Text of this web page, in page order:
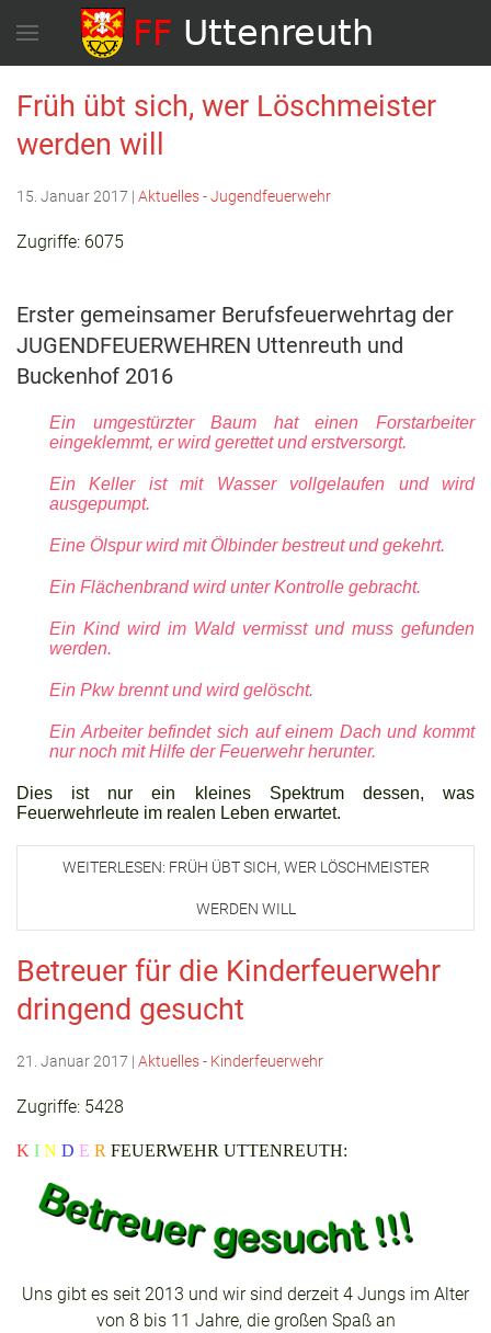
Früh übt sich, wer Löschmeister
werden will
15. Januar 2017 | Aktuelles - Jugendfeuerwehr
Zugriffe: 6075
Erster gemeinsamer Berufsfeuerwehrtag der
JUGENDFEUERWEHREN Uttenreuth und
Buckenhof 2016
Ein umgestürzter Baum hat einen Forstarbeiter
eingeklemmt, er wird gerettet und erstversorgt.
Ein Keller ist mit Wasser vollgelaufen und wird
ausgepumpt.
Eine Ölspur wird mit Ölbinder bestreut und gekehrt.
Ein Flächenbrand wird unter Kontrolle gebracht.
Ein Kind wird im Wald vermisst und muss gefunden
werden.
Ein Pkw brennt und wird gelöscht.
Ein Arbeiter befindet sich auf einem Dach und kommt
nur noch mit Hilfe der Feuerwehr herunter.
Dies ist nur ein kleines Spektrum dessen, was
Feuerwehrleute im realen Leben erwartet.
WEITERLESEN: FRÜH ÜBT SICH, WER LÖSCHMEISTER
WERDEN WILL
Betreuer für die Kinderfeuerwehr
dringend gesucht
21. Januar 2017 | Aktuelles - Kinderfeuerwehr
Zugriffe: 5428
K I N D E R FEUERWEHR UTTENREUTH:
Uns gibt es seit 2013 und wir sind derzeit 4 Jungs im Alter
von 8 bis 11 Jahre, die großen Spaß an